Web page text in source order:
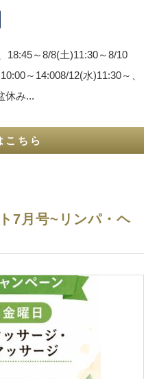
18:45～8/8(土)11:30～8/10
～14:008/12(水)11:30～、
休み...
こちら
7月号~リンパ・ヘ